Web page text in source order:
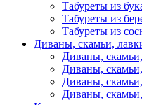
Табуреты из
Табуреты из
Табуреты из
Диваны, скамьи,
Диваны,
Диваны,
Диваны,
Диваны,